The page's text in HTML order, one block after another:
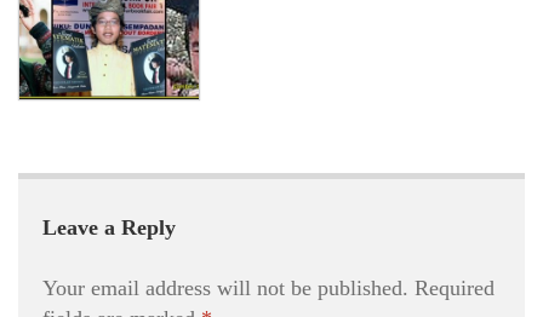
Leave a Reply
Your email address will not be published. Required